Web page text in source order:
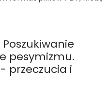
pesymizmu.
przeczucia i